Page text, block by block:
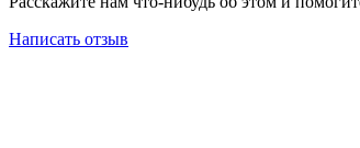
Написать отзыв